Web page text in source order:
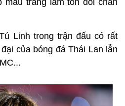
màu trắng làm tôn đôi chân
Linh trong trận đấu có rất
của bóng đá Thái Lan lẫn